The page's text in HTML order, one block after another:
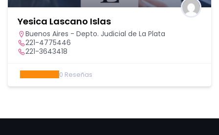
Yesica Lascano Islas
Buenos Aires - Depto. Judicial de La Plata
221-4775446
221-3643418
0 Reseñas